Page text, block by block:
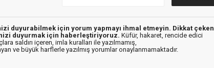
duyurabilmek için yorum yapmayı ihmal etmeyin. Dikkat çeken
duyurmak için haberleştiriyoruz. Küfür, hakaret, rencide edici
saldırı içeren, imla kuralları ile yazılmamış,
ve büyük harflerle yazılmış yorumlar onaylanmamaktadır.